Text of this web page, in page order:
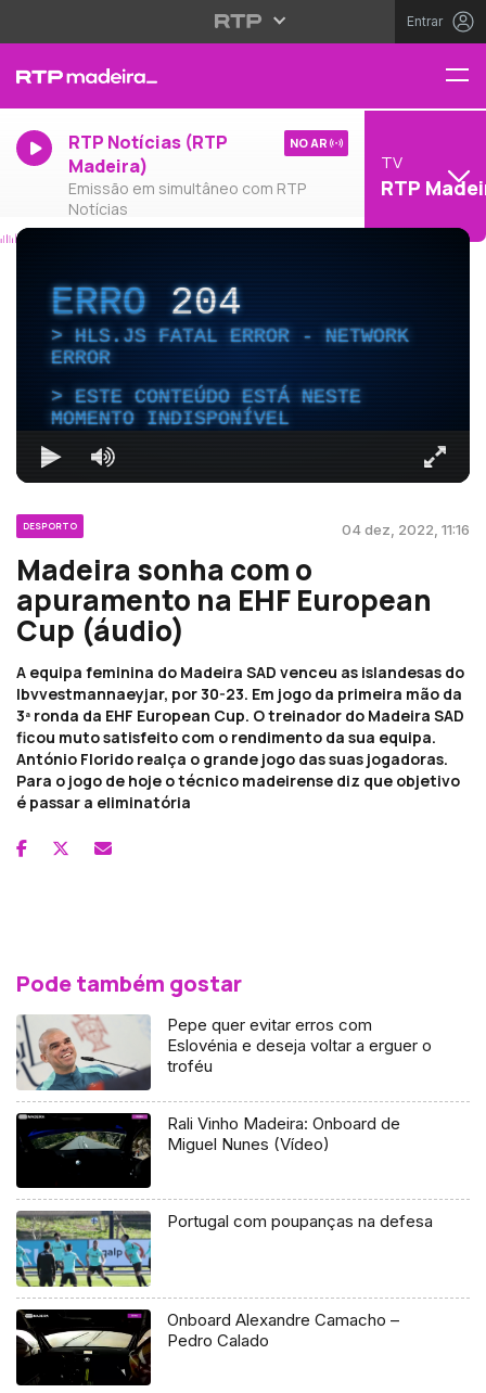
Entrar
RTP Notícias (RTP
Madeira)
Emissão em simultâneo com RTP
Notícias
NO AR
TV
RTP
ERRO204
HLS.JS FATAL ERROR - NETWORK
ERROR
ESTE CONTEÚDO ESTÁ NESTE
MOMENTO INDISPONÍVEL
DESPORTO 04 dez, 2022, 11:16
Madeira sonha com o
apuramento na EHF European
Cup (áudio)
A equipa feminina do Madeira SAD venceu as islandesas do
Ibvvestmannaeyjar, por 30-23. Em jogo da primeira mão da
3ª ronda da EHF European Cup. O treinador do Madeira SAD
ficou muto satisfeito com o rendimento da sua equipa.
António Florido realça o grande jogo das suas jogadoras.
Para o jogo de hoje o técnico madeirense diz que objetivo
é passar a eliminatória
Pode também gostar
Pepe quer evitar erros com
Eslovénia e deseja voltar a erguer o
troféu
Rali Vinho Madeira: Onboard de
Miguel Nunes (Vídeo)
Portugal com poupanças na defesa
Onboard Alexandre Camacho –
Pedro Calado